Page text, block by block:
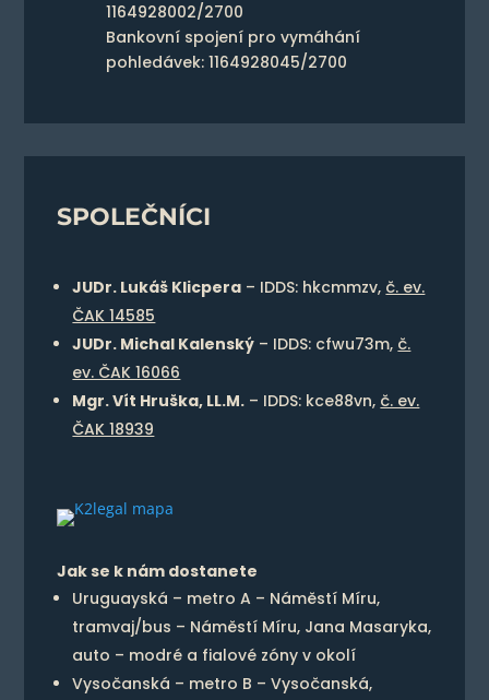
1164928002/2700
Bankovní spojení pro vymáhání
pohledávek: 1164928045/2700
SPOLEČNÍCI
JUDr. Lukáš Klicpera – IDDS: hkcmmzv, č. ev.
ČAK 14585
JUDr. Michal Kalenský – IDDS: cfwu73m, č.
ev. ČAK 16066
Mgr. Vít Hruška, LL.M. – IDDS: kce88vn, č. ev.
ČAK 18939
Jak se k nám dostanete
Uruguayská – metro A – Náměstí Míru,
tramvaj/bus – Náměstí Míru, Jana Masaryka,
auto – modré a fialové zóny v okolí
Vysočanská – metro B – Vysočanská,